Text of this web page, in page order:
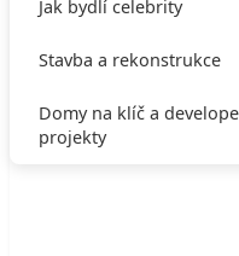
Jak bydlí celebrity
Stavba a rekonstrukce
Domy na klíč a
projekty